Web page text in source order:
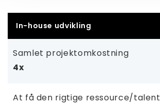
In-house udvikling
Samlet projektomkostning
4x
At få den rigtige ressource/talent